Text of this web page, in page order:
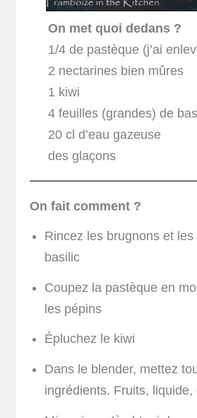
On met quoi dedans ?
1/4 de pastèque (j’ai
2 nectarines bien mûres
1 kiwi
4 feuilles (grandes) de
20 cl d’eau gazeuse
des glaçons
On fait comment ?
Rincez les brugnons et
basilic
Coupez la pastèque en
les pépins
Épluchez le kiwi
Dans le blender, mettez
ingrédients. Fruits, liquide,